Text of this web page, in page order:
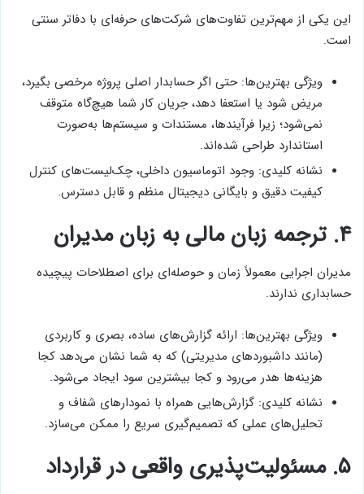
این یکی از مهم‌ترین تفاوت‌های شرکت‌های حرفه‌ای با دفاتر سنتی
است.
ویژگی بهترین‌ها: حتی اگر حسابدار اصلی پروژه مرخصی بگیرد،
مریض شود یا استعفا دهد، جریان کار شما هیچ‌گاه متوقف
نمی‌شود؛ زیرا فرآیندها، مستندات و سیستم‌ها به‌صورت
استاندارد طراحی شده‌اند.
نشانه کلیدی: وجود اتوماسیون داخلی، چک‌لیست‌های کنترل
کیفیت دقیق و بایگانی دیجیتال منظم و قابل دسترس.
۴. ترجمه زبان مالی به زبان مدیران
مدیران اجرایی معمولاً زمان و حوصله‌ای برای اصطلاحات پیچیده
حسابداری ندارند.
ویژگی بهترین‌ها: ارائه گزارش‌های ساده، بصری و کاربردی
(مانند داشبوردهای مدیریتی) که به شما نشان می‌دهد کجا
هزینه‌ها هدر می‌رود و کجا بیشترین سود ایجاد می‌شود.
نشانه کلیدی: گزارش‌هایی همراه با نمودارهای شفاف و
تحلیل‌های عملی که تصمیم‌گیری سریع را ممکن می‌سازد.
۵. مسئولیت‌پذیری واقعی در قرارداد